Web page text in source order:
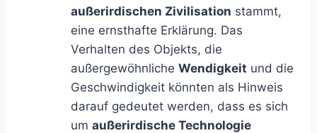
außerirdischen Zivilisation stammt,
eine ernsthafte Erklärung. Das
Verhalten des Objekts, die
außergewöhnliche Wendigkeit und die
Geschwindigkeit könnten als Hinweis
darauf gedeutet werden, dass es sich
um außerirdische Technologie